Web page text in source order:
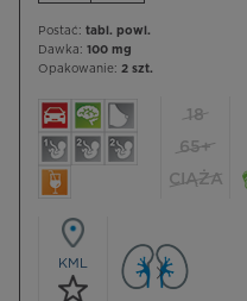
Postać: tabl. powl.
Dawka: 100 mg
Opakowanie: 2 szt.
18
65+
CIĄŻA
KML